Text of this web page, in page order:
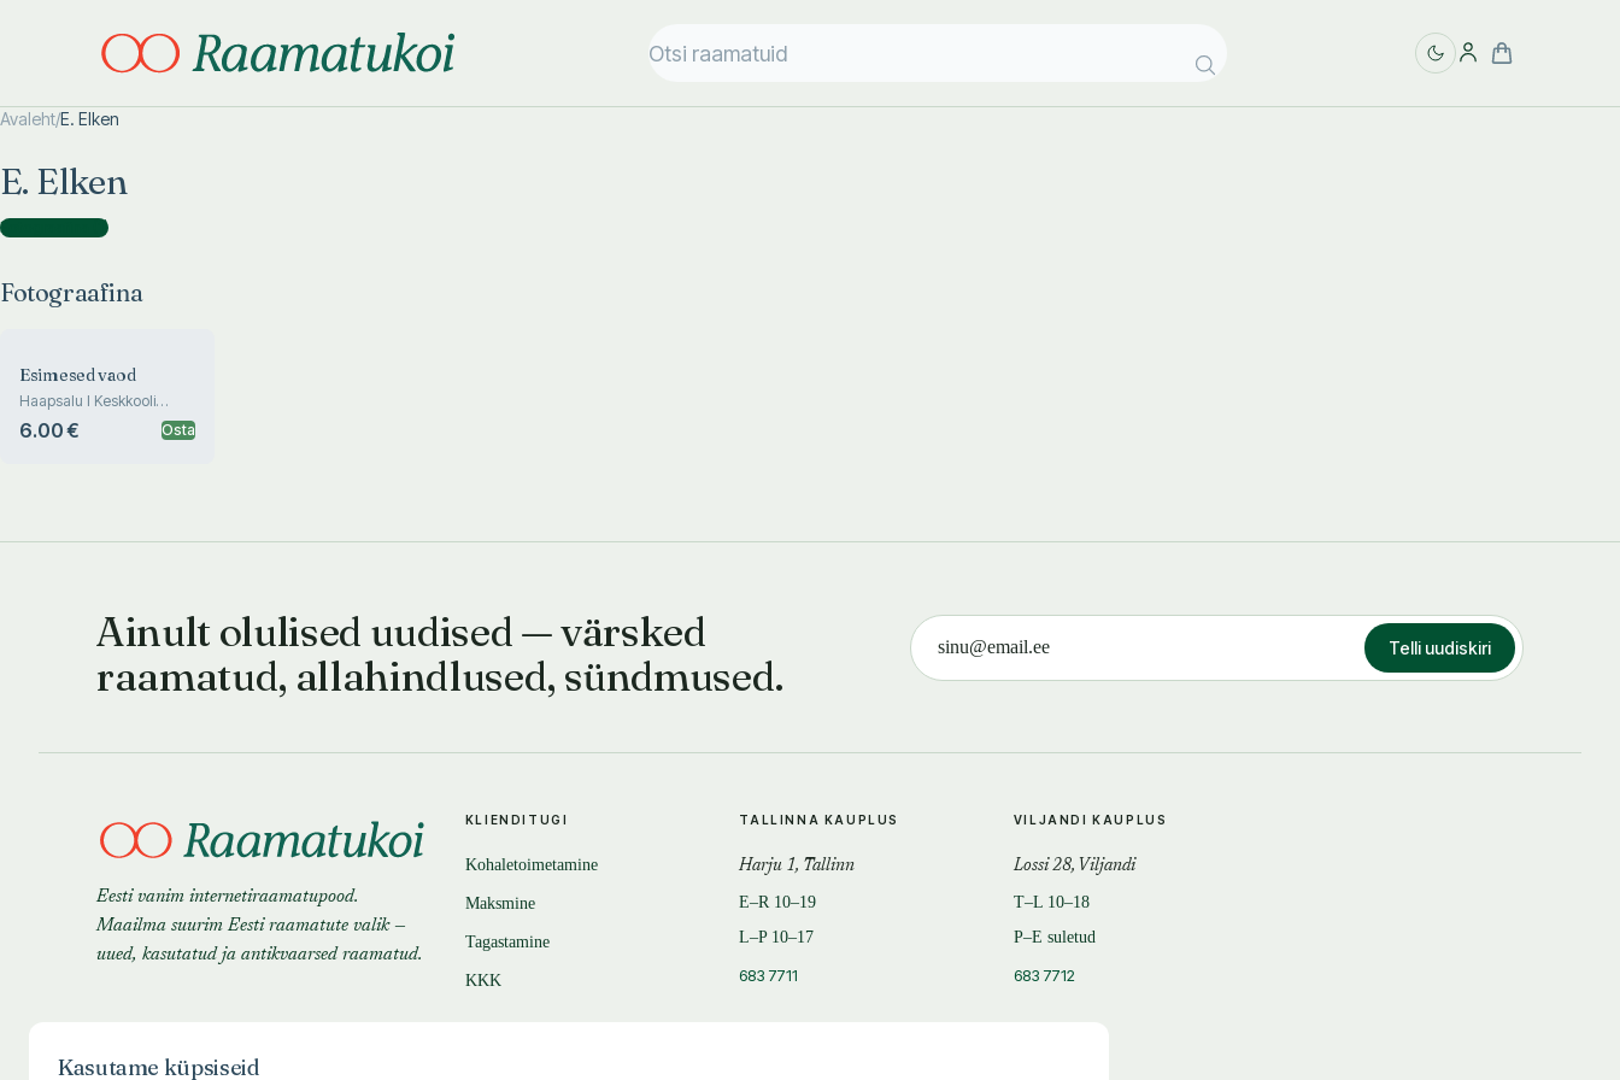
Avaleht/E. Elken
E. Elken
Fotograafina )
Fotograafina
Esimesed vaod
Haapsalu I Keskkooli
kirjanduslik almanahh.
Kevad 1965
6.00 € Osta
Ainult olulised uudised — värsked
raamatud, allahindlused, sündmused.
Telli uudiskiri
Eesti vanim internetiraamatupood.
Maailma suurim Eesti raamatute valik —
uued, kasutatud ja antikvaarsed raamatud.
KLIENDITUGI
Kohaletoimetamine
Maksmine
Tagastamine
KKK
TALLINNA KAUPLUS
Harju 1, Tallinn
E–R 10–19
L–P 10–17
683 7711
VILJANDI KAUPLUS
Lossi 28, Viljandi
T–L 10–18
P–E suletud
683 7712
Kasutame küpsiseid